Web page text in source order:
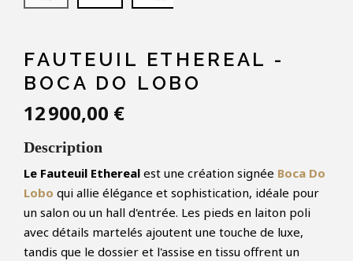
FAUTEUIL ETHEREAL -
BOCA DO LOBO
12 900,00 €
Description
Le Fauteuil Ethereal est une création signée Boca Do
Lobo qui allie élégance et sophistication, idéale pour
un salon ou un hall d'entrée. Les pieds en laiton poli
avec détails martelés ajoutent une touche de luxe,
tandis que le dossier et l'assise en tissu offrent un